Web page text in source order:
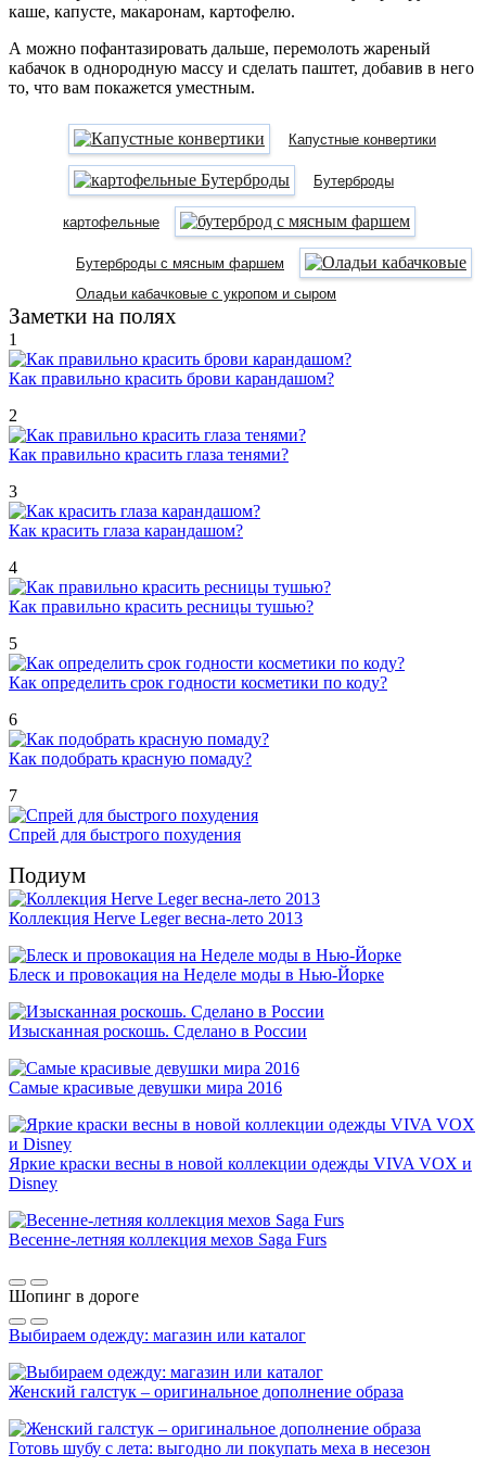
каше, капусте, макаронам, картофелю.
А можно пофантазировать дальше, перемолоть жареный
кабачок в однородную массу и сделать паштет, добавив в него
то, что вам покажется уместным.
Капустные конвертики
Бутерброды
картофельные
Бутерброды с мясным фаршем
Оладьи кабачковые с укропом и сыром
Заметки на полях
1
Как правильно красить брови карандашом?
2
Как правильно красить глаза тенями?
3
Как красить глаза карандашом?
4
Как правильно красить ресницы тушью?
5
Как определить срок годности косметики по коду?
6
Как подобрать красную помаду?
7
Спрей для быстрого похудения
Подиум
Коллекция Herve Leger весна-лето 2013
Блеск и провокация на Неделе моды в Нью-Йорке
Изысканная роскошь. Сделано в России
Самые красивые девушки мира 2016
Яркие краски весны в новой коллекции одежды VIVA VOX и
Disney
Весенне-летняя коллекция мехов Saga Furs
Шопинг в дороге
Выбираем одежду: магазин или каталог
Женский галстук – оригинальное дополнение образа
Готовь шубу с лета: выгодно ли покупать меха в несезон